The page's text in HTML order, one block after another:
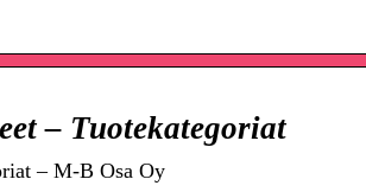
– Tuotekategoriat
– M-B Osa Oy